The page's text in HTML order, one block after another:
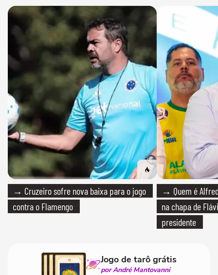
→ Cruzeiro sofre nova baixa para o jogo
contra o Flamengo
→ Quem é
na chapa de
presidente
Jogo de tarô grátis
por André Mantovanni